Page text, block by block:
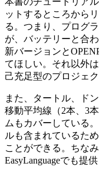
ットするところから
る。つまり、プログ
が、バッテリーと合
新バージョンと
てほしい。それ以外
己充足型のプロジェク
また、タートル、ド
移動平均線（2本、3
ムもカバーしている
ルも含まれているた
ことができる。ちな
EasyLanguageでも提